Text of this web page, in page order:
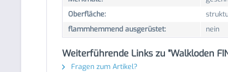
Oberfläche:
flammhemmend ausgerüstet:
nein
Weiterführende Links zu "Walkloden
Fragen zum Artikel?